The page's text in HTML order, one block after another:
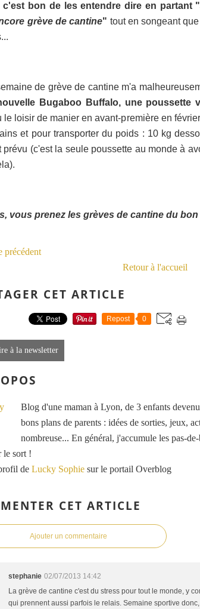
c'est bon de les entendre dire en partant "
grève de cantine" tout en songeant
de grève de cantine m'a
Bugaboo Buffalo, une poussette
le loisir de manier en avant-première en
et pour transporter du poids : 10 kg
prévu (c'est la seule poussette au monde à
vous prenez les grèves de cantine du
précédent
Retour à l'accueil
CET ARTICLE
Repost 0
à la newsletter
Blog d'une maman à Lyon, de 3 enfants
bons plans de parents : idées de sorties, jeux,
nombreuse... En général, j'accumule les pas-
le sort !
de Lucky Sophie sur le portail Overblog
CET ARTICLE
Ajouter un commentaire
stephanie 02/07/2013 14:42
La grève de cantine c'est du stress pour tout le monde, y
qui prennent aussi parfois le relais. Semaine sportive